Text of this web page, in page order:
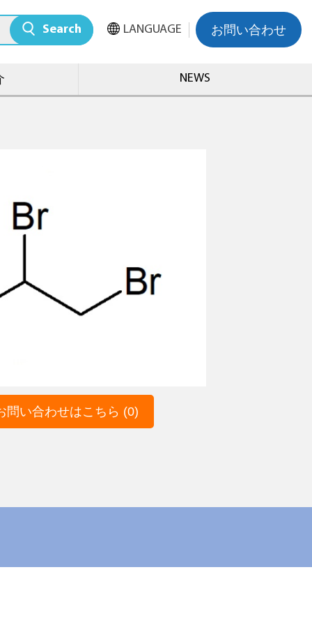
Search LANGUAGE お問い合わせ
NEWS
問い合わせはこちら (0)